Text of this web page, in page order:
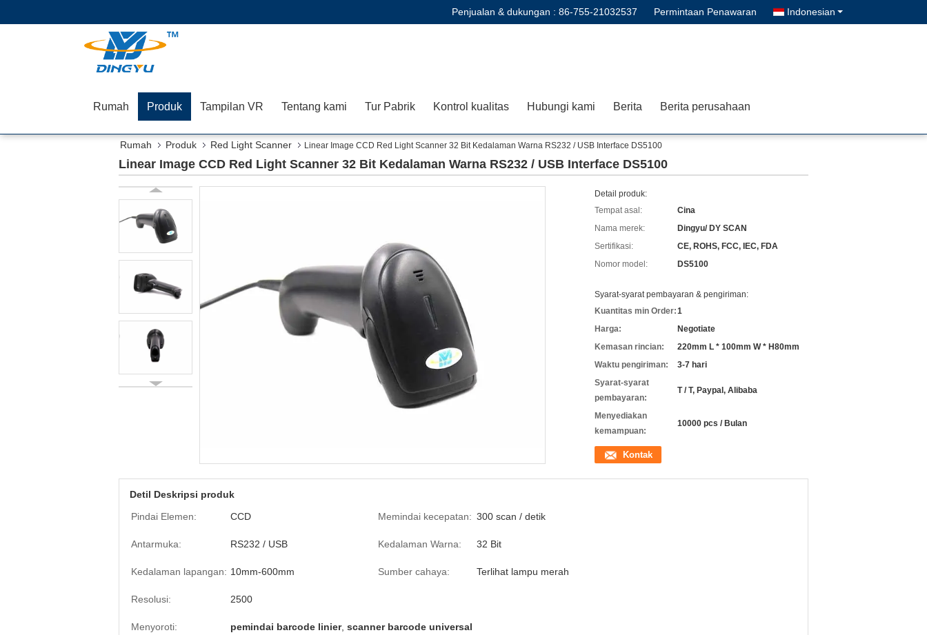
Penjualan & dukungan : 86-755-21032537 Permintaan Penawaran Indonesian
Rumah Produk Tampilan VR Tentang kami Tur Pabrik Kontrol kualitas Hubungi kami Berita Berita perusahaan
Rumah Produk Red Light Scanner Linear Image CCD Red Light Scanner 32 Bit Kedalaman Warna RS232 / USB Interface DS5100
Linear Image CCD Red Light Scanner 32 Bit Kedalaman Warna RS232 / USB Interface DS5100
Detail produk:
Tempat asal:
Cina
Nama merek:
Dingyu/ DY SCAN
Sertifikasi:
CE, ROHS, FCC, IEC, FDA
Nomor model:
DS5100
Syarat-syarat pembayaran & pengiriman:
Kuantitas min Order:1
Harga:
Negotiate
Kemasan rincian:
220mm L * 100mm W * H80mm
Waktu pengiriman:
3-7 hari
Syarat-syarat
pembayaran:
T / T, Paypal, Alibaba
Menyediakan
kemampuan:
10000 pcs / Bulan
Kontak
Detil Deskripsi produk
Pindai Elemen:
CCD Memindai kecepatan: 300 scan / detik
Antarmuka: RS232 / USB Kedalaman Warna: 32 Bit
Kedalaman lapangan: 10mm-600mm Sumber cahaya: Terlihat lampu merah
Resolusi: 2500
Menyoroti: pemindai barcode linier, scanner barcode universal